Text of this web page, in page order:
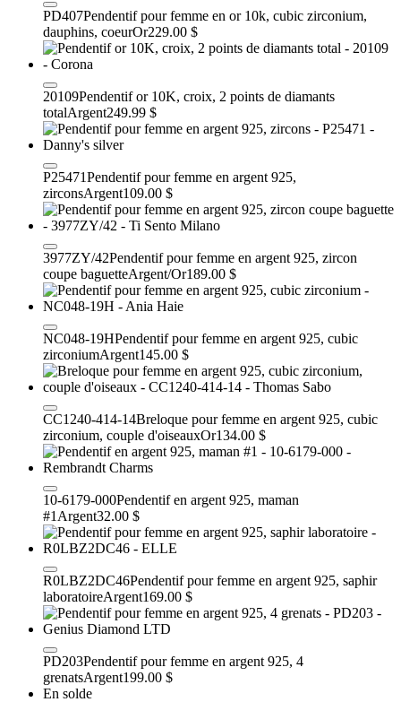
PD407Pendentif pour femme en or 10k, cubic zirconium,
dauphins, coeurOr229.00 $
20109Pendentif or 10K, croix, 2 points de diamants
totalArgent249.99 $
P25471Pendentif pour femme en argent 925,
zirconsArgent109.00 $
3977ZY/42Pendentif pour femme en argent 925, zircon
coupe baguetteArgent/Or189.00 $
NC048-19HPendentif pour femme en argent 925, cubic
zirconiumArgent145.00 $
CC1240-414-14Breloque pour femme en argent 925, cubic
zirconium, couple d'oiseauxOr134.00 $
10-6179-000Pendentif en argent 925, maman
#1 Argent32.00 $
R0LBZ2DC46Pendentif pour femme en argent 925, saphir
laboratoireArgent169.00 $
PD203Pendentif pour femme en argent 925, 4
grenatsArgent199.00 $
En solde